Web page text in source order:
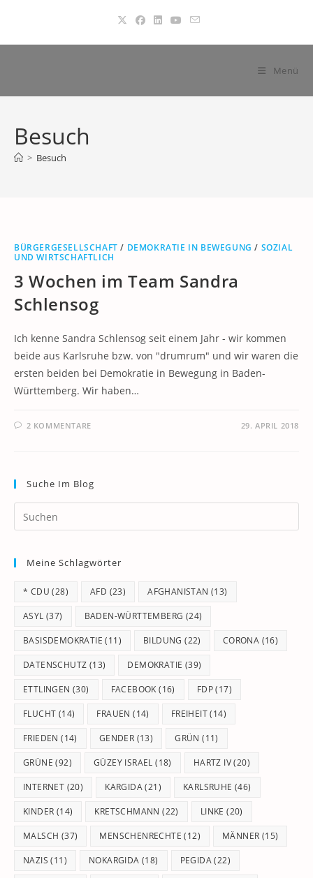
springen
Menü
Besuch
> Besuch
BÜRGERGESELLSCHAFT / DEMOKRATIE IN BEWEGUNG / SOZIAL
UND WIRTSCHAFTLICH
3 Wochen im Team Sandra
Schlensog
Ich kenne Sandra Schlensog seit einem Jahr - wir kommen
beide aus Karlsruhe bzw. von "drumrum" und wir waren die
ersten beiden bei Demokratie in Bewegung in Baden-
Württemberg. Wir haben…
2 KOMMENTARE 29. APRIL 2018
Suche Im Blog
Meine Schlagwörter
* CDU (28) AFD (23) AFGHANISTAN (13)
ASYL (37) BADEN-WÜRTTEMBERG (24)
BASISDEMOKRATIE (11) BILDUNG (22) CORONA (16)
DATENSCHUTZ (13) DEMOKRATIE (39)
ETTLINGEN (30) FACEBOOK (16) FDP(17)
FLUCHT (14) FRAUEN (14) FREIHEIT(14)
FRIEDEN (14) GENDER (13) GRÜN (11)
GRÜNE (92) GÜZEY ISRAEL (18) HARTZ IV(20)
INTERNET (20) KARGIDA(21) KARLSRUHE (46)
KINDER (14) KRETSCHMANN (22) LINKE (20)
MALSCH (37) MENSCHENRECHTE (12) MÄNNER (15)
NAZIS (11) NOKARGIDA (18) PEGIDA(22)